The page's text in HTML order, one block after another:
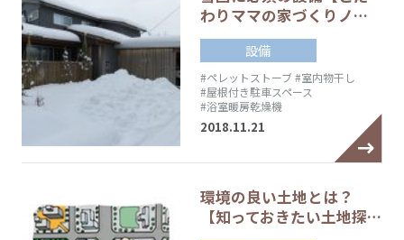
わりママの家づくりノ…
設備
#ペレットストーブ#室内物干し
#屋根付き駐車スペース
#浴室暖房乾燥機
2018.11.21
環境の良い土地とは？
【知っておきたい土地探…